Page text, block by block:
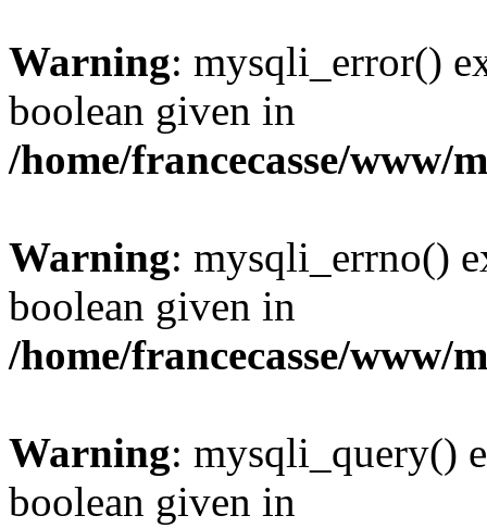
Warning: mysqli_error()
boolean given in
/home/francecasse/www/
Warning: mysqli_errno()
boolean given in
/home/francecasse/www/
Warning: mysqli_query()
boolean given in